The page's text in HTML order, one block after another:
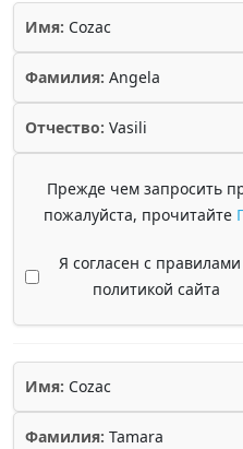
Имя: Cozac
Фамилия: Angela
Отчество: Vasili
Прежде чем запросить
пожалуйста, прочитайте
Я согласен с
политикой сайта
Имя: Cozac
Фамилия: Tamara